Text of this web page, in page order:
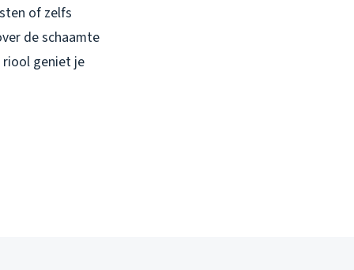
of zelfs
de schaamte
riool geniet je